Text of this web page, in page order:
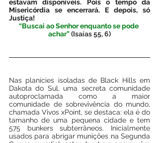
estavam disponíveis. Pois o tempo da
Misericórdia se encerrará. E depois, só
Justiça!
“Buscai ao Senhor enquanto se pode
achar” (Isaías 55, 6)
Nas planícies isoladas de Black Hills em
Dakota do Sul, uma secreta comunidade
autoproclamada como a maior
comunidade de sobrevivência do mundo,
chamada Vivos xPoint, se destaca: ela é do
tamanho de uma pequena cidade e tem
575 bunkers subterrâneos. Inicialmente
usados para abrigar munições na Segunda